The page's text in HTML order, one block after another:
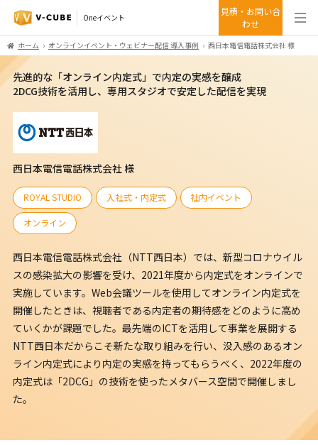
Oneイベント
見積・お問い合
わせ
ホーム オンラインイベント・ウェビナー配信 導入事例 西日本電信電話株式会社 様
先進的な「オンライン内定式」で内定の実感を醸成
2DCG技術を活用し、専用スタジオで安定した配信を実現
西日本電信電話株式会社 様
ROYAL STUDIO 入社式・内定式 社内イベント
オンライン
西日本電信電話株式会社（NTT西日本）では、新型コロナウイル
スの感染拡大の影響を受け、2021年度から内定式をオンラインで
実施しています。Web会議ツールを使用してオンライン内定式を
開催したときは、視聴者である内定者の期待感をどのように高め
ていくかが課題でした。最先端のICTを活用して事業を展開する
NTT西日本だからこそ新たな取り組みを行い、没入感のあるオン
ライン内定式により内定の実感を持ってもらうべく、2022年度の
内定式は「2DCG」の技術を使ったメタバース空間で開催しまし
た。